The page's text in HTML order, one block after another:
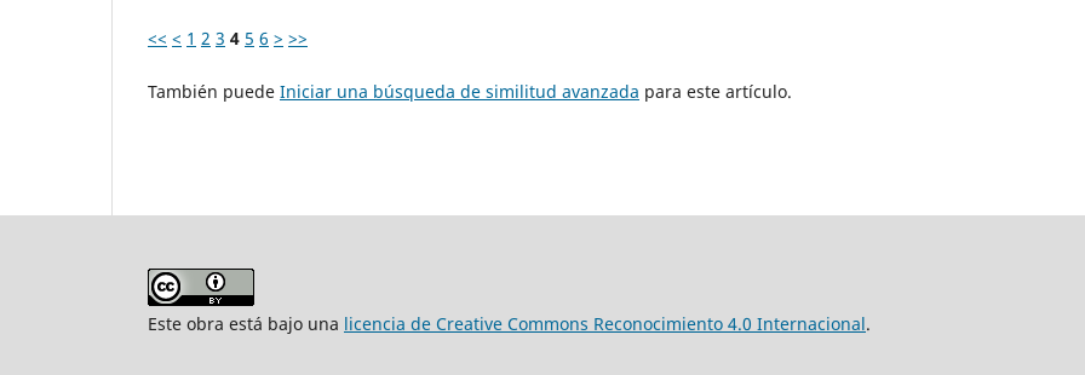
<< < 1 2 3 4 5 6 > >>
También puede Iniciar una búsqueda de similitud avanzada para este artículo.
Este obra está bajo una licencia de Creative Commons Reconocimiento 4.0 Internacional.